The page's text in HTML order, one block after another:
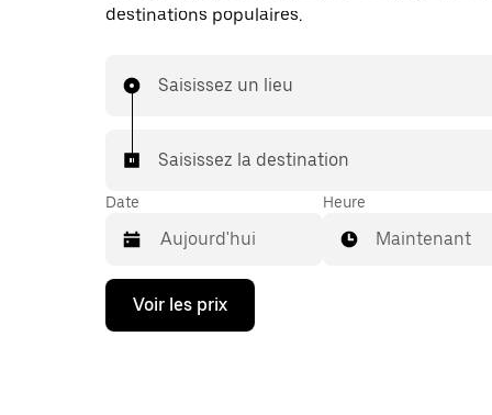
destinations populaires.
Saisissez un lieu
Saisissez la destination
Date
Appuyez
la
Heure
Maintenant
Voir les prix